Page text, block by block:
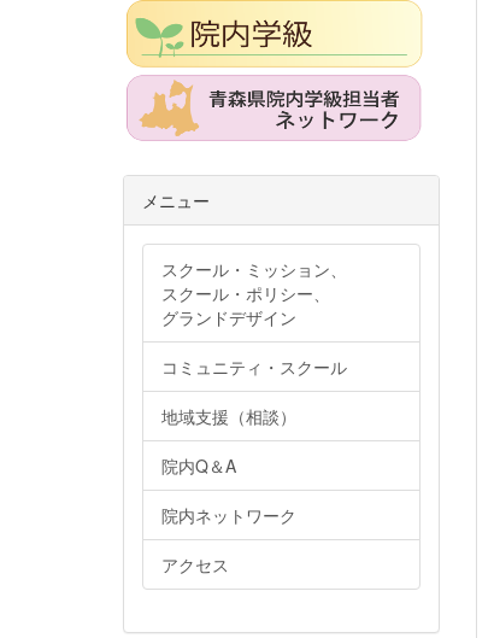
メニュー
スクール・ミッション、
スクール・ポリシー、
グランドデザイン
コミュニティ・スクール
地域支援（相談）
院内Q＆A
院内ネットワーク
アクセス